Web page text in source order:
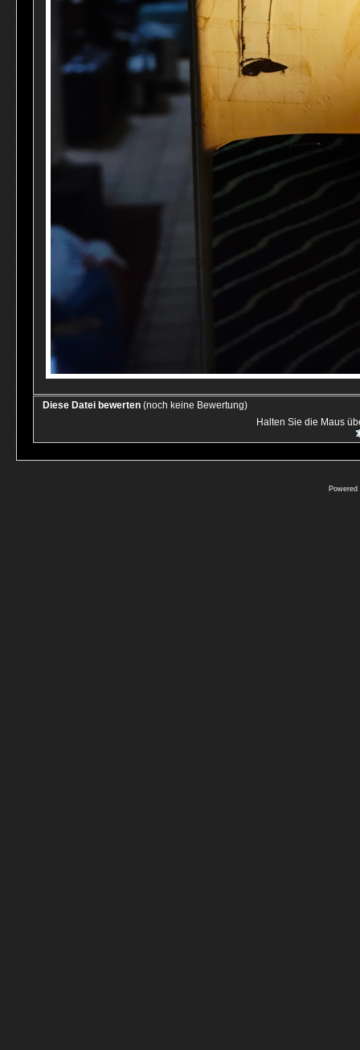
Diese Datei bewerten (noch keine Bewertung)
Halten Sie die Maus